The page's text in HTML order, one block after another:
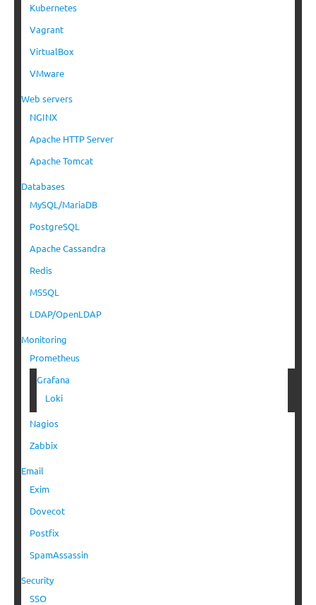
Kubernetes
Vagrant
VirtualBox
VMware
Web servers
NGINX
Apache HTTP Server
Apache Tomcat
Databases
MySQL/MariaDB
PostgreSQL
Apache Cassandra
Redis
MSSQL
LDAP/OpenLDAP
Monitoring
Prometheus
Grafana
Loki
Nagios
Zabbix
Email
Exim
Dovecot
Postfix
SpamAssassin
Security
SSO